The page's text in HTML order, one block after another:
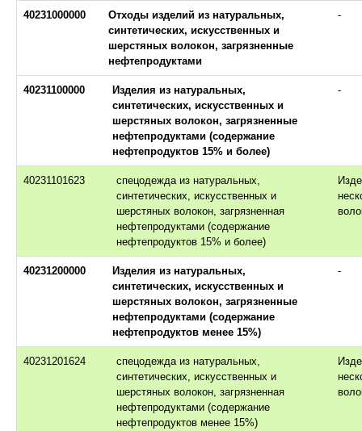
40231000000
Отходы изделий из натуральных,
синтетических, искусственных и
шерстяных волокон, загрязненные
нефтепродуктами
-
40231100000
Изделия из натуральных,
синтетических, искусственных и
шерстяных волокон, загрязненные
нефтепродуктами (содержание
нефтепродуктов 15% и более)
-
40231101623
спецодежда из натуральных,
синтетических, искусственных и
шерстяных волокон, загрязненная
нефтепродуктами (содержание
нефтепродуктов 15% и более)
40231200000
Изделия из натуральных,
синтетических, искусственных и
шерстяных волокон, загрязненные
нефтепродуктами (содержание
нефтепродуктов менее 15%)
-
40231201624
спецодежда из натуральных,
синтетических, искусственных и
шерстяных волокон, загрязненная
нефтепродуктами (содержание
нефтепродуктов менее 15%)